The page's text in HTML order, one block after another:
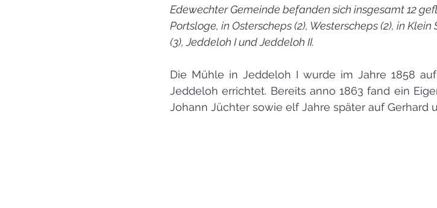
Edewechter Gemeinde befanden sich insgesamt 12
Portsloge, in Osterscheps (2), Westerscheps (2), in
(3), Jeddeloh I und Jeddeloh II.
Die Mühle in Jeddeloh I wurde im Jahre 1858
Jeddeloh errichtet. Bereits anno 1863 fand ein
Johann Jüchter sowie elf Jahre später auf Gerhard